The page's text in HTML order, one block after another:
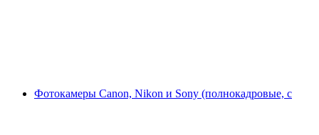
Фотокамеры Canon, Nikon и Sony (полнокадровые, с